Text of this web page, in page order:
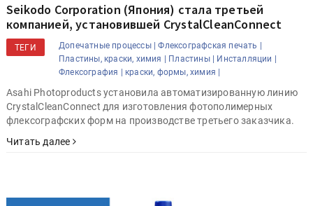
Seikodo Corporation (Япония) стала третьей
компанией, установившей CrystalCleanConnect
ТЕГИ Допечатные процессы | Флексографская печать |
Пластины, краски, химия | Пластины | Инсталляции |
Флексография | краски, формы, химия |
Asahi Photoproducts установила автоматизированную линию
CrystalCleanConnect для изготовления фотополимерных
флексографских форм на производстве третьего заказчика.
Читать далее